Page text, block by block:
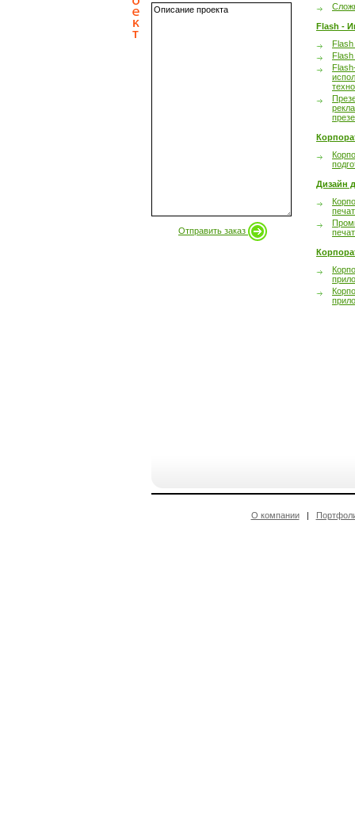
Отправить заказ
Flash -
Flash
Дизайн
О компании|